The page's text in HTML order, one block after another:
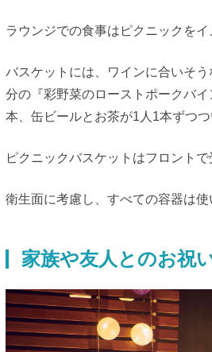
ラウンジでの食事はピクニックを
バスケットには、ワインに合いそ
分の『彩野菜のローストポークバ
本、缶ビールとお茶が1人1本ずつつ
ピクニックバスケットはフロントで
衛生面に考慮し、すべての容器は使
家族や友人とのお祝